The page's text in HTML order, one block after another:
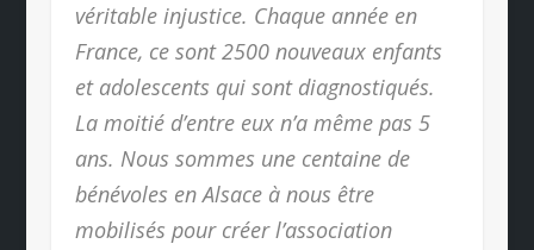
véritable injustice. Chaque année en
France, ce sont 2500 nouveaux enfants
et adolescents qui sont diagnostiqués.
La moitié d’entre eux n’a même pas 5
ans. Nous sommes une centaine de
bénévoles en Alsace à nous être
mobilisés pour créer l’association